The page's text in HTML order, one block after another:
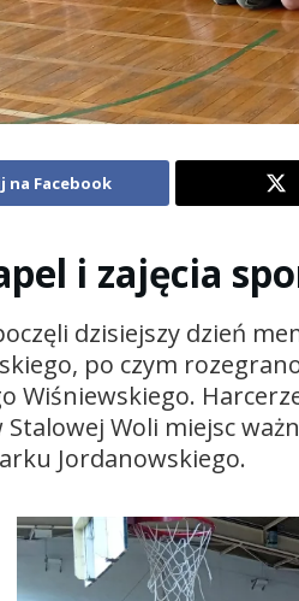
na Facebook
i zajęcia
dzisiejszy dzień
po czym
Wiśniewskiego.
Woli miejsc
Jordanowskiego.